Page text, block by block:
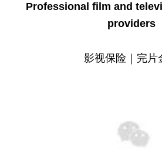
Professional film and
providers
影视保险｜完片